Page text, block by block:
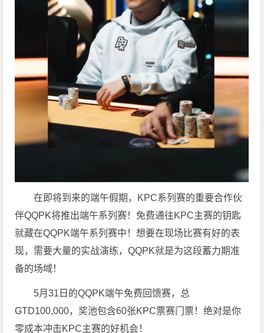
在即将到来的端午假期，KPC系列赛的重要合作伙
伴QQPK将推出端午系列赛！免费通往KPC主赛的钥匙
就藏在QQPK端午系列赛中！想要在现场比赛有好的表
现，需要大量的实战演练，QQPK就是为这段蓄力期准
备的场域！
5月31日的QQPK端午免费回馈赛，总
GTD100,000，奖池包含60张KPC票赛门票！绝对是你
零成本冲击KPC主赛的好机会！